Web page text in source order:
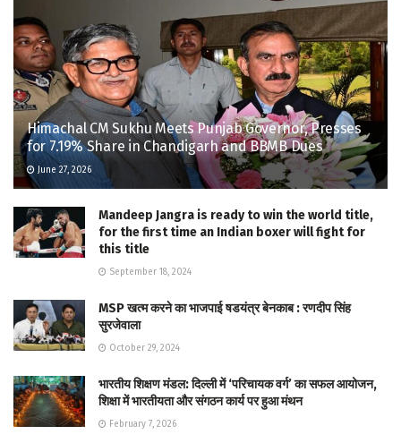
Himachal CM Sukhu Meets Punjab Governor, Presses
for 7.19% Share in Chandigarh and BBMB Dues
June 27, 2026
Mandeep Jangra is ready to win the world title,
for the first time an Indian boxer will fight for
this title
September 18, 2024
MSP खत्म करने का भाजपाई षडयंत्र बेनकाब : रणदीप सिंह
सुरजेवाला
October 29, 2024
भारतीय शिक्षण मंडल: दिल्ली में ‘परिचायक वर्ग’ का सफल आयोजन,
शिक्षा में भारतीयता और संगठन कार्य पर हुआ मंथन
February 7, 2026